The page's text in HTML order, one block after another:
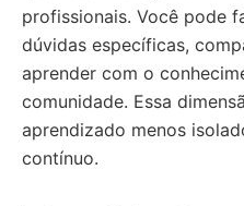
profissionais. Você pode
dúvidas específicas,
aprender com o
comunidade. Essa
aprendizado menos
contínuo.